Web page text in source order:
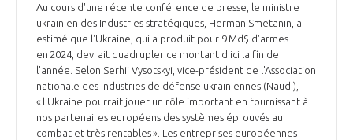
Au cours d'une récente conférence de presse, le ministre
ukrainien des Industries stratégiques, Herman Smetanin, a
estimé que l'Ukraine, qui a produit pour 9 Md$ d'armes
en 2024, devrait quadrupler ce montant d'ici la fin de
l'année. Selon Serhii Vysotskyi, vice-président de l'Association
nationale des industries de défense ukrainiennes (Naudi),
« l'Ukraine pourrait jouer un rôle important en fournissant à
nos partenaires européens des systèmes éprouvés au
combat et très rentables ». Les entreprises européennes